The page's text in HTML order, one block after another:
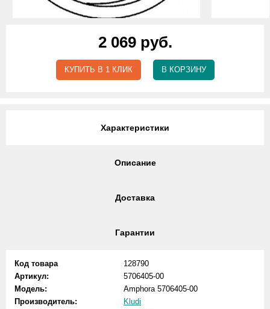
2 069 руб.
КУПИТЬ В 1 КЛИК В КОРЗИНУ
Характеристики
Описание
Доставка
Гарантии
Код товара
128790
Артикул:
5706405-00
Модель:
Amphora 5706405-00
Производитель:
Kludi